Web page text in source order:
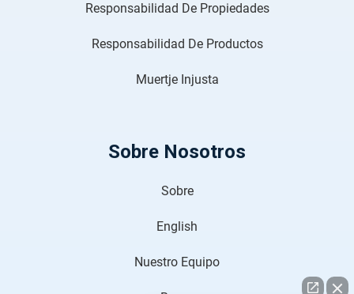
Responsabilidad De Propiedades
Responsabilidad De Productos
Muertje Injusta
Sobre Nosotros
Sobre
English
Nuestro Equipo